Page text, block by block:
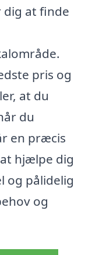
at finde
pris og
at du
du
en præcis
hjælpe dig
og pålidelig
og